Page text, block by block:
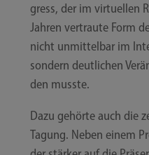
gress, der im vir­tu­el­len
Jah­ren ver­trau­te Form
nicht unmit­tel­bar im
son­dern deut­li­chen
den musste.
Dazu gehör­te auch die
Tagung. Neben einem